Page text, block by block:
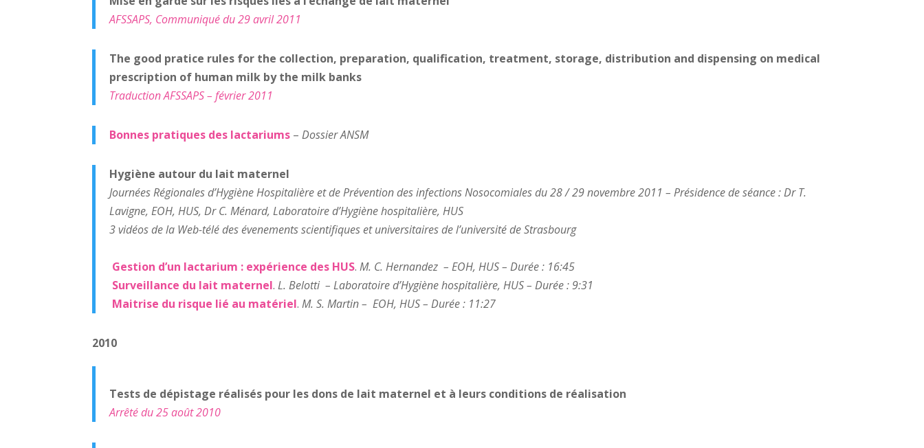
AFSSAPS, Communiqué du 29 avril 2011
The good pratice rules for the collection, preparation, qualification, treatment, storage, distribution and dispensing on medical
prescription of human milk by the milk banks
Traduction AFSSAPS – février 2011
Bonnes pratiques des lactariums – Dossier ANSM
Hygiène autour du lait maternel
Journées Régionales d’Hygiène Hospitalière et de Prévention des infections Nosocomiales du 28 / 29 novembre 2011 – Présidence de séance : Dr T.
Lavigne, EOH, HUS, Dr C. Ménard, Laboratoire d’Hygiène hospitalière, HUS
3 vidéos de la Web-télé des évenements scientifiques et universitaires de l’université de Strasbourg
Gestion d’un lactarium : expérience des HUS. M. C. Hernandez – EOH, HUS – Durée : 16:45
Surveillance du lait maternel. L. Belotti – Laboratoire d’Hygiène hospitalière, HUS – Durée : 9:31
Maitrise du risque lié au matériel. M. S. Martin – EOH, HUS – Durée : 11:27
2010
Tests de dépistage réalisés pour les dons de lait maternel et à leurs conditions de réalisation
Arrêté du 25 août 2010